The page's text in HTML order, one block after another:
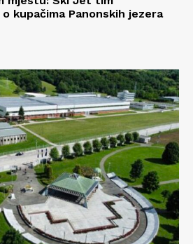
kupačima Panonskih jezera